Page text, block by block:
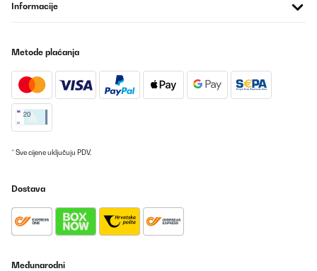
Informacije
Metode plaćanja
* Sve cijene uključuju PDV.
Dostava
Međunarodni